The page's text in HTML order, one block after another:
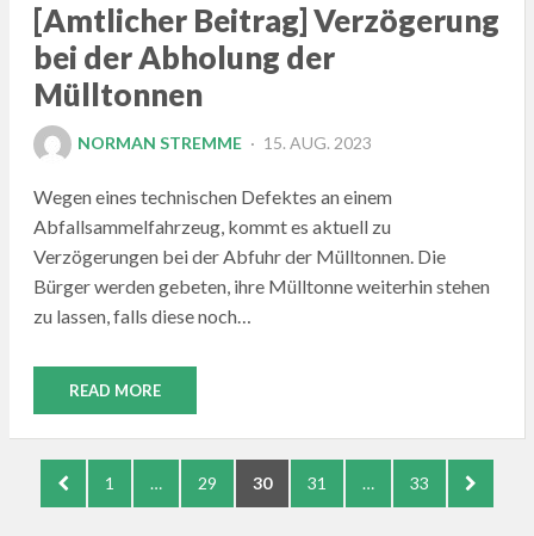
[Amtlicher Beitrag] Verzögerung
bei der Abholung der
Mülltonnen
NORMAN STREMME
POSTED
15. AUG. 2023
Wegen eines technischen Defektes an einem
Abfallsammelfahrzeug, kommt es aktuell zu
Verzögerungen bei der Abfuhr der Mülltonnen. Die
Bürger werden gebeten, ihre Mülltonne weiterhin stehen
zu lassen, falls diese noch…
READ MORE
Seitennummerierung
der
PREVIOUS
PAGE
PAGE
1 … PAGE
29 PAGE
30 PAGE
31 … PAGE
33
NEXT
PAGE